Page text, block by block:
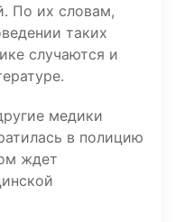
По их словам,
таких
случаются и
медики
в полицию
ждет